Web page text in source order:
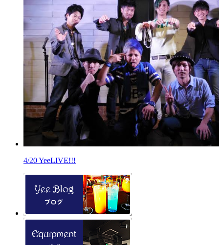
4/20 YeeLIVE!!!